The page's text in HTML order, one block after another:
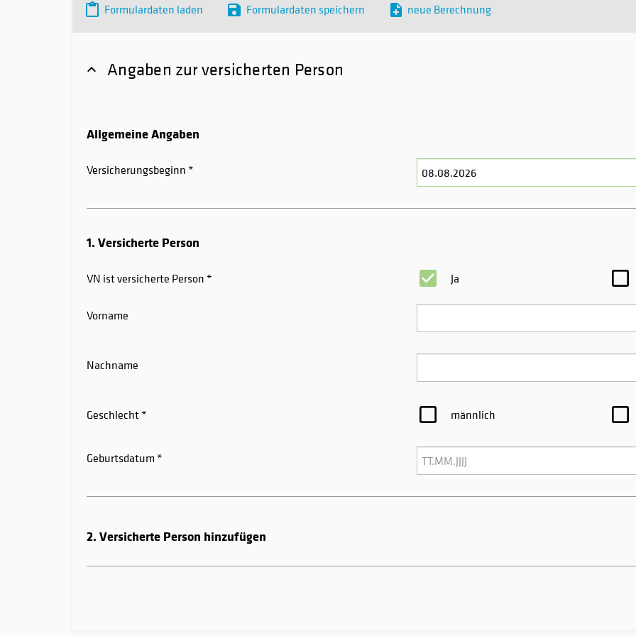
Formulardaten laden Formulardaten speichern neue Berechnung
Angaben zur versicherten Person
Allgemeine Angaben
Versicherungsbeginn
1. Versicherte Person
VN ist versicherte Person Ja
Vorname
Nachname
Geschlecht männlich
Geburtsdatum
2. Versicherte Person hinzufügen